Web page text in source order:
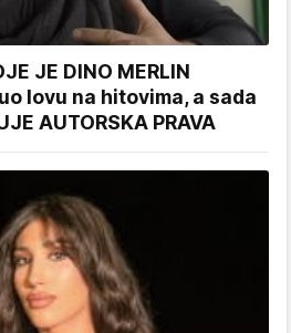
JE DINO MERLIN
lovu na hitovima, a sada
AUTORSKA PRAVA